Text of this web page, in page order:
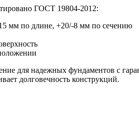
ГОСТ 19804-2012:
мм по длине, +20/-8 мм по сечению
для надежных фундаментов с
долговечность конструкций.